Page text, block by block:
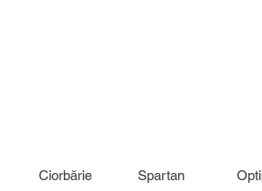
Ciorbărie Spartan